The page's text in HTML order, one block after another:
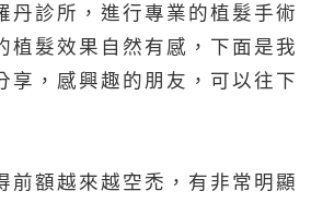
丹診所，進行專業的植髮手術
植髮效果自然有感，下面是我
享，感興趣的朋友，可以往下
前額越來越空禿，有非常明顯